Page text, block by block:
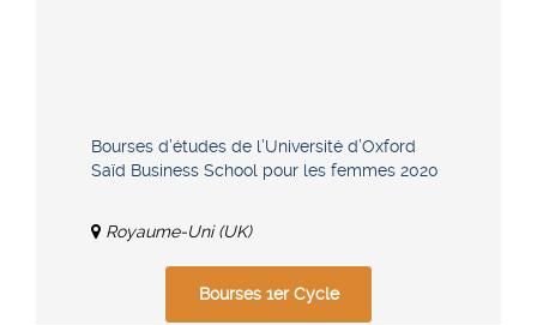
Bourses d’études de l’Université d’Oxford
Saïd Business School pour les femmes 2020
Royaume-Uni (UK)
Bourses 1er Cycle